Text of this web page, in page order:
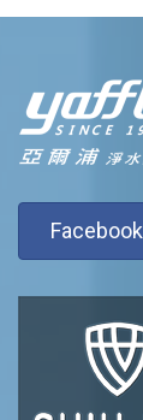
Facebook